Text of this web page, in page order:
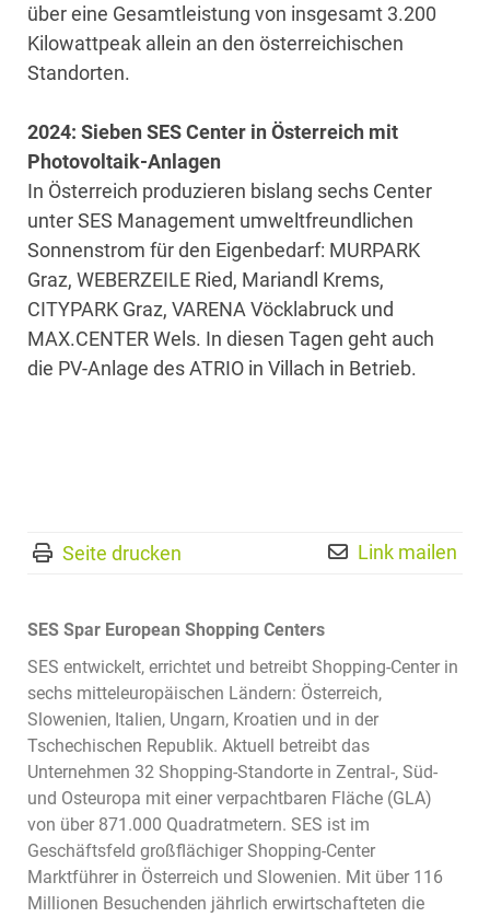
über eine Gesamtleistung von insgesamt 3.200
Kilowattpeak allein an den österreichischen
Standorten.
2024: Sieben SES Center in Österreich mit
Photovoltaik-Anlagen
In Österreich produzieren bislang sechs Center
unter SES Management umweltfreundlichen
Sonnenstrom für den Eigenbedarf: MURPARK
Graz, WEBERZEILE Ried, Mariandl Krems,
CITYPARK Graz, VARENA Vöcklabruck und
MAX.CENTER Wels. In diesen Tagen geht auch
die PV-Anlage des ATRIO in Villach in Betrieb.
Seite drucken Link mailen
SES Spar European Shopping Centers
SES entwickelt, errichtet und betreibt Shopping-Center in
sechs mitteleuropäischen Ländern: Österreich,
Slowenien, Italien, Ungarn, Kroatien und in der
Tschechischen Republik. Aktuell betreibt das
Unternehmen 32 Shopping-Standorte in Zentral-, Süd-
und Osteuropa mit einer verpachtbaren Fläche (GLA)
von über 871.000 Quadratmetern. SES ist im
Geschäftsfeld großflächiger Shopping-Center
Marktführer in Österreich und Slowenien. Mit über 116
Millionen Besuchenden jährlich erwirtschafteten die